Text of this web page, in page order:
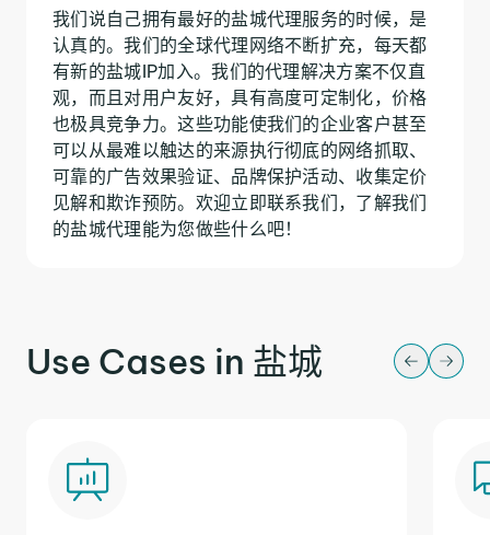
我们说自己拥有最好的盐城代理服务的时候，是
认真的。我们的全球代理网络不断扩充，每天都
有新的盐城IP加入。我们的代理解决方案不仅直
观，而且对用户友好，具有高度可定制化，价格
也极具竞争力。这些功能使我们的企业客户甚至
可以从最难以触达的来源执行彻底的网络抓取、
可靠的广告效果验证、品牌保护活动、收集定价
见解和欺诈预防。欢迎立即联系我们，了解我们
的盐城代理能为您做些什么吧！
Use Cases in 盐城